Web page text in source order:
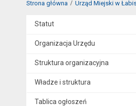
Strona główna Urząd Miejski w
Statut
Organizacja Urzędu
Struktura organizacyjna
Władze i struktura
Tablica ogłoszeń